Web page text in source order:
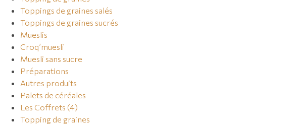
Toppings de graines salés
Toppings de graines sucrés
Mueslis
Croq’muesli
Muesli sans sucre
Préparations
Autres produits
Palets de céréales
Les Coffrets (4)
Topping de graines